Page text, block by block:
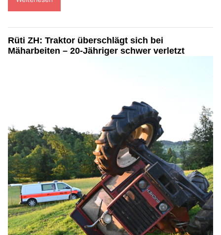
Rüti ZH: Traktor überschlägt sich bei
Mäharbeiten – 20-Jähriger schwer verletzt